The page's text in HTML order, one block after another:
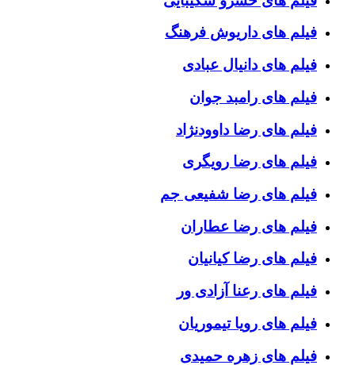
فیلم های داریوش فرهنگ
فیلم های دانیال عبادی
فیلم های رامبد جوان
فیلم های رضا داوودنژاد
فیلم های رضا رویگری
فیلم های رضا شفیعی جم
فیلم های رضا عطاران
فیلم های رضا کیانیان
فیلم های رعنا آزادی ور
فیلم های رویا تیموریان
فیلم های زهره حمیدی